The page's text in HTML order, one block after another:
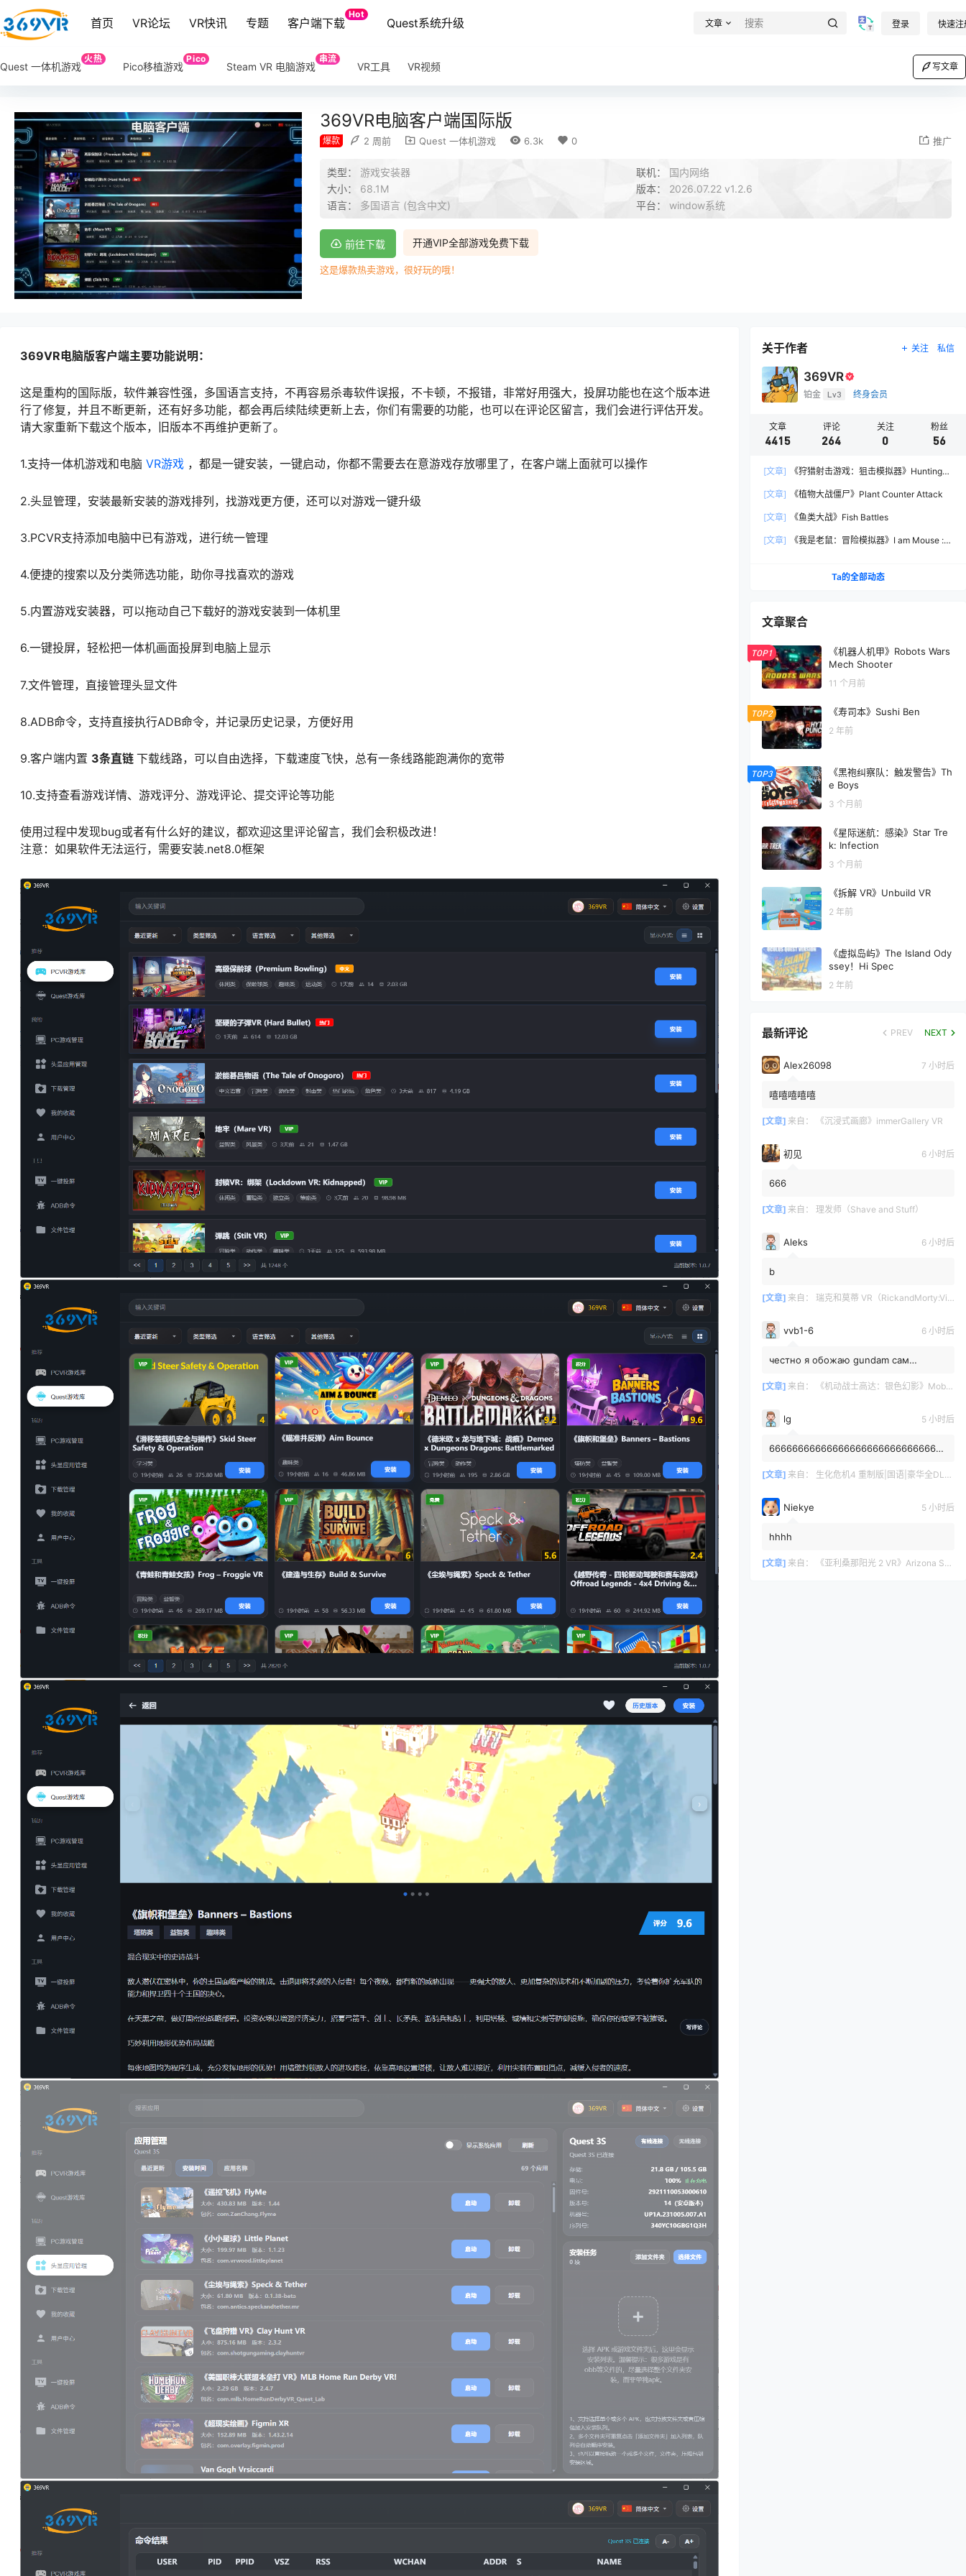
首页 VR论坛 VR快讯 专题 客户端下载
Hot
Quest系统升级 文章 登录 快速注
Quest 一体机游戏
火热
Pico移植游戏
Pico
Steam VR 电脑游戏
串流
VR工具 VR视频 写文章
369VR电脑客户端国际版
爆款 2 周前 Quest 一体机游戏 6.3k 0 推广
类型： 游戏安装器 联机： 国内网络
大小： 68.1M 版本： 2026.07.22 v1.2.6
语言： 多国语言 (包含中文) 平台： window系统
开通VIP全部游戏免费下载
前往下载
这是爆款热卖游戏，很好玩的哦！
369VR电脑版客户端主要功能说明：
这是重构的国际版，软件兼容性强，多国语言支持，不再容易杀毒软件误报，不卡顿，不报错，非常好用强大，投屏功能也在这个版本进
行了修复，并且不断更新，还有好多功能，都会再后续陆续更新上去，你们有需要的功能，也可以在评论区留言，我们会进行评估开发。
请大家重新下载这个版本，旧版本不再维护更新了。
1.支持一体机游戏和电脑 VR游戏 ，都是一键安装，一键启动，你都不需要去在意游戏存放哪里了，在客户端上面就可以操作
2.头显管理，安装最新安装的游戏排列，找游戏更方便，还可以对游戏一键升级
3.PCVR支持添加电脑中已有游戏，进行统一管理
4.便捷的搜索以及分类筛选功能，助你寻找喜欢的游戏
5.内置游戏安装器，可以拖动自己下载好的游戏安装到一体机里
6.一键投屏，轻松把一体机画面投屏到电脑上显示
7.文件管理，直接管理头显文件
8.ADB命令，支持直接执行ADB命令，并记录历史记录，方便好用
9.客户端内置 3条直链 下载线路，可以自由选择，下载速度飞快，总有一条线路能跑满你的宽带
10.支持查看游戏详情、游戏评分、游戏评论、提交评论等功能
使用过程中发现bug或者有什么好的建议，都欢迎这里评论留言，我们会积极改进！
注意：如果软件无法运行，需要安装.net8.0框架
关于作者 关注 私信
369VR
铂金 Lv3 终身会员
文章
4415
评论
264
关注
0
粉丝
56
[文章]
《狩猎射击游戏：狙击模拟器》Hunting
[文章]
《植物大战僵尸》Plant Counter Attack
[文章] 《鱼类大战》Fish Battles
[文章]
《我是老鼠：冒险模拟器》I am Mouse :
Ta的全部动态
文章聚合
TOP1
《机器人机甲》Robots Wars
Mech Shooter
11 个月前
TOP2 《寿司本》Sushi Ben
2 年前
TOP3
《黑袍纠察队：触发警告》Th
e Boys
3 个月前
《星际迷航：感染》Star Tre
k: Infection
3 个月前
《拆解 VR》Unbuild VR
2 年前
《虚拟岛屿》The Island Ody
ssey！Hi Spec
2 年前
最新评论 PREV NEXT
Alex26098 7 小时后
嘻嘻嘻嘻嘻
[文章] 来自： 《沉浸式画廊》immerGallery VR
初见 6 小时后
666
[文章] 来自： 理发师（Shave and Stuff）
Aleks 6 小时后
b
[文章] 来自： 瑞克和莫蒂 VR（RickandMorty:VirtualRick-ality）
vvb1-6 6 小时后
честно я обожаю gundam сам
1/144 а так я пропустил хайп данно...
[文章] 来自： 《机动战士高达：银色幻影》Mobile Suit Gundam: Silver Phantom
lg 5 小时后
6666666666666666666666666666666
[文章] 来自： 生化危机4 重制版|国语|豪华全DLC（Resident Evil 4 VR）
Niekye 5 小时后
hhhh
[文章] 来自： 《亚利桑那阳光 2 VR》Arizona Sunshine® 2